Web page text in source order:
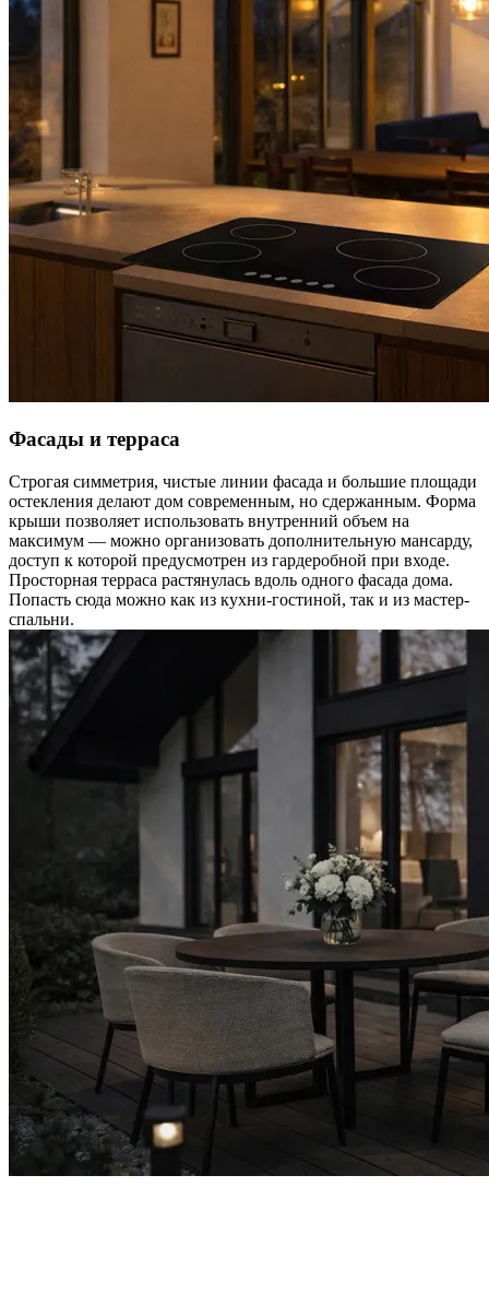
Фасады и терраса
Строгая симметрия, чистые линии фасада и большие площади
остекления делают дом современным, но сдержанным. Форма
крыши позволяет использовать внутренний объем на
максимум — можно организовать дополнительную мансарду,
доступ к которой предусмотрен из гардеробной при входе.
Просторная терраса растянулась вдоль одного фасада дома.
Попасть сюда можно как из кухни-гостиной, так и из мастер-
спальни.